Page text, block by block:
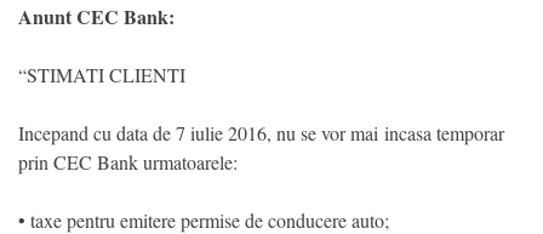
Anunt CEC Bank:
“STIMATI CLIENTI
Incepand cu data de 7 iulie 2016, nu se vor mai incasa temporar
prin CEC Bank urmatoarele:
• taxe pentru emitere permise de conducere auto;